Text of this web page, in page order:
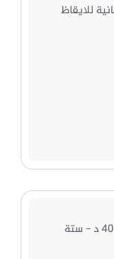
للايقاظ
شهر 15 د - ثلاثة أشهر 40 د - ستة